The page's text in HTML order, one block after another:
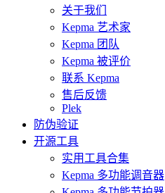
关于我们
Kepma 艺术家
Kepma 团队
Kepma 被评价
联系 Kepma
售后反馈
Plek
防伪验证
开源工具
实用工具合集
Kepma 多功能调音器